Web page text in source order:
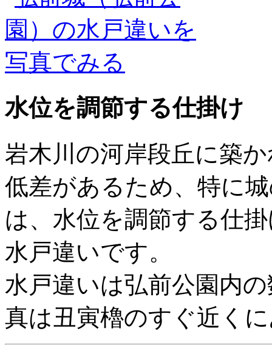
水位を調節する仕掛け
岩木川の河岸段丘に築
低差があるため、特に
は、水位を調節する仕
水戸違いです。
水戸違いは弘前公園内
真は丑寅櫓のすぐ近く